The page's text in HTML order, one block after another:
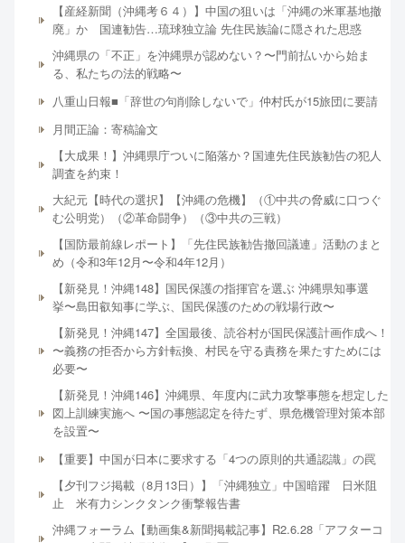
【産経新聞（沖縄考６４）】中国の狙いは「沖縄の米軍基地撤
廃」か 国連勧告…琉球独立論 先住民族論に隠された思惑
沖縄県の「不正」を沖縄県が認めない？〜門前払いから始ま
る、私たちの法的戦略〜
八重山日報■「辞世の句削除しないで」仲村氏が15旅団に要請
月間正論：寄稿論文
【大成果！】沖縄県庁ついに陥落か？国連先住民族勧告の犯人
調査を約束！
大紀元【時代の選択】【沖縄の危機】（①中共の脅威に口つぐ
む公明党）（②革命闘争）（③中共の三戦）
【国防最前線レポート】「先住民族勧告撤回議連」活動のまと
め（令和3年12月〜令和4年12月）
【新発見！沖縄148】国民保護の指揮官を選ぶ 沖縄県知事選
挙〜島田叡知事に学ぶ、国民保護のための戦場行政〜
【新発見！沖縄147】全国最後、読谷村が国民保護計画作成へ！
〜義務の拒否から方針転換、村民を守る責務を果たすためには
必要〜
【新発見！沖縄146】沖縄県、年度内に武力攻撃事態を想定した
図上訓練実施へ 〜国の事態認定を待たず、県危機管理対策本部
を設置〜
【重要】中国が日本に要求する「4つの原則的共通認識」の罠
【夕刊フジ掲載（8月13日）】「沖縄独立」中国暗躍 日米阻
止 米有力シンクタンク衝撃報告書
沖縄フォーラム【動画集&新聞掲載記事】R2.6.28「アフターコ